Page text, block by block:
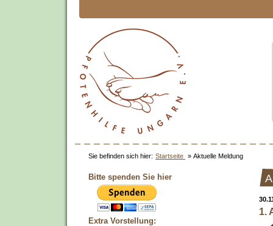
Sie befinden sich hier: Startseite » Aktuelle Meldung
Bitte spenden Sie hier
Extra Vorstellung:
1.